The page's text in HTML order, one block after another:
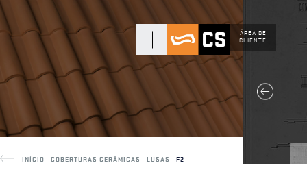
ÁREA DE
CLIENTE
INÍCIO COBERTURAS CERÂMICAS LUSAS F2